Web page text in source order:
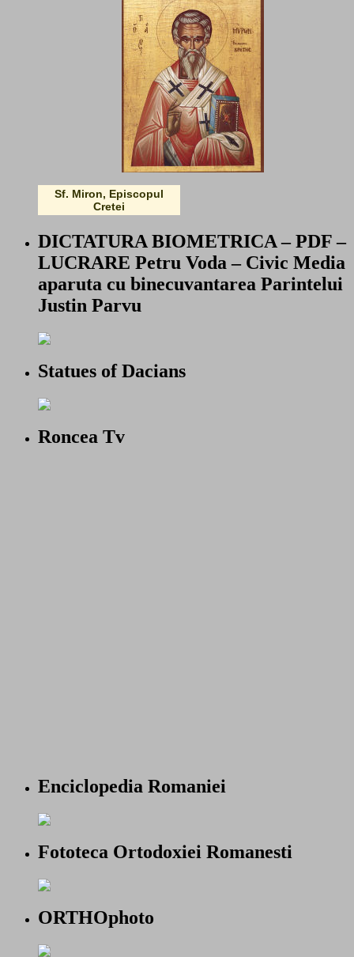
Sf. Miron, Episcopul
Cretei
DICTATURA BIOMETRICA – PDF –
LUCRARE Petru Voda – Civic Media
aparuta cu binecuvantarea Parintelui
Justin Parvu
Statues of Dacians
Roncea Tv
Enciclopedia Romaniei
Fototeca Ortodoxiei Romanesti
ORTHOphoto